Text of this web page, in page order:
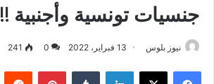
جنسيات تونسية وأجنبية !!
نيوز بلوس 13 فبراير، 2022 0
241
فيسبوك X لينكدإن بينتيريست